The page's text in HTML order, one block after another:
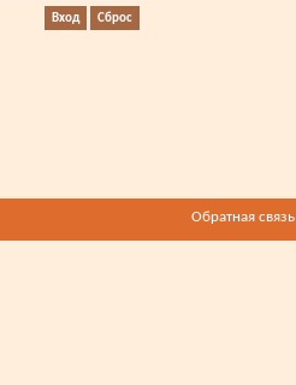
Обратная связь